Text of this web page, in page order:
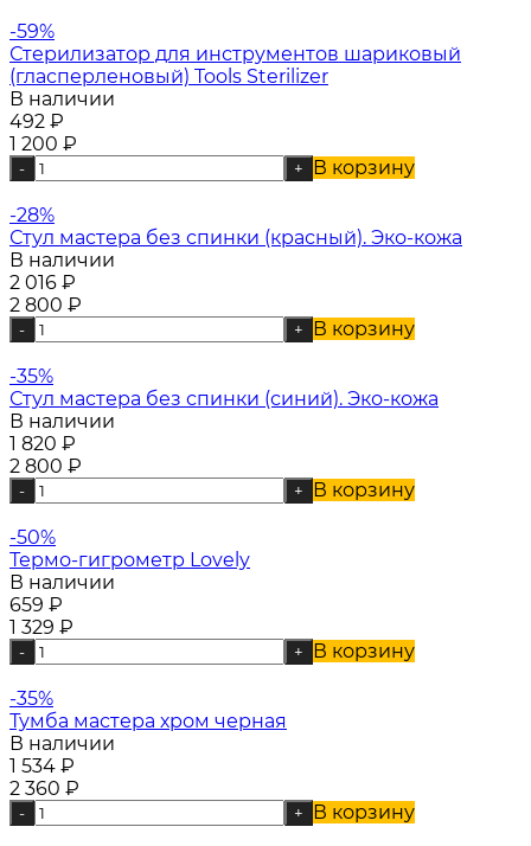
-59%
Стерилизатор для инструментов шариковый
(гласперленовый) Tools Sterilizer
В наличии
492 ₽
1 200 ₽
- + В корзину
-28%
Стул мастера без спинки (красный). Эко-кожа
В наличии
2 016 ₽
2 800 ₽
- + В корзину
-35%
Стул мастера без спинки (синий). Эко-кожа
В наличии
1 820 ₽
2 800 ₽
- + В корзину
-50%
Термо-гигрометр Lovely
В наличии
659 ₽
1 329 ₽
- + В корзину
-35%
Тумба мастера хром черная
В наличии
1 534 ₽
2 360 ₽
- + В корзину